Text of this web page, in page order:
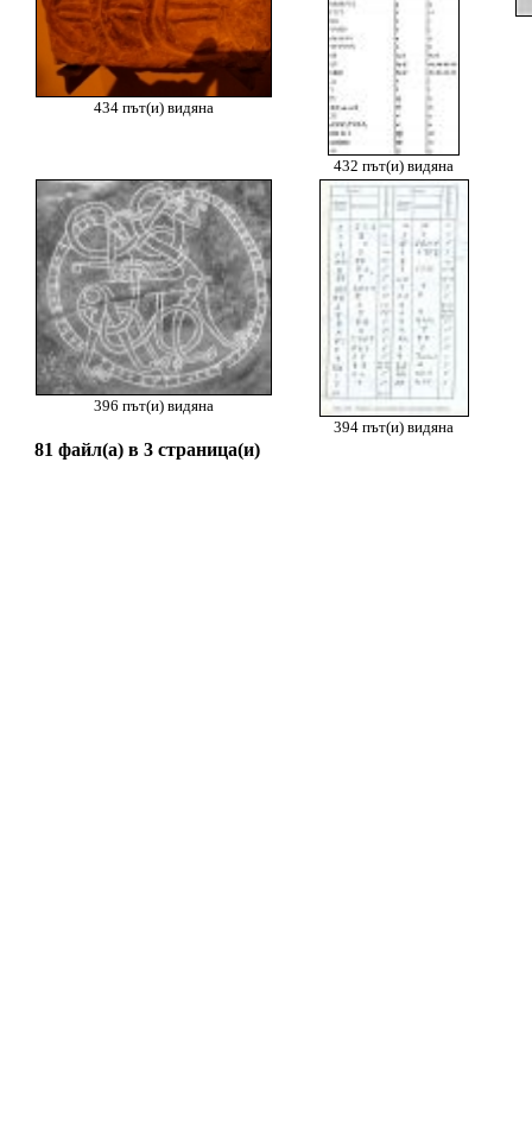
434 път(и) видяна
432 път(и) видяна
396 път(и) видяна
394 път(и) видяна
81 файл(а) в 3 страница(и)